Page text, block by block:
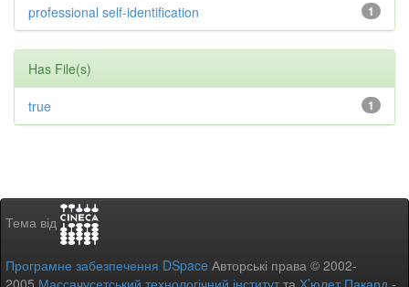
1
professional self-identification
Has File(s)
1
true
Тема від
Програмне забезпечення DSpace Авторські права © 2002-
2005 Массачусетський технологічний інститутта Х’юлет Пакард -